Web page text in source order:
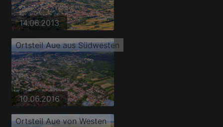
14.06.2013
Ortsteil Aue aus Südwesten
10.06.2016
Ortsteil Aue von Westen